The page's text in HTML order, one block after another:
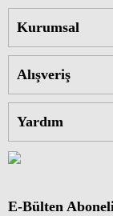
Kurumsal
Alışveriş
Yardım
E-Bülten